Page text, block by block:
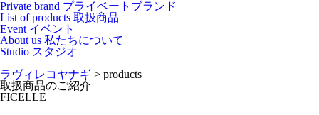
Private brand プライベートブランド
List of products 取扱商品
Event イベント
About us 私たちについて
Studio スタジオ
ラヴィレコヤナギ > products
取扱商品のご紹介
FICELLE